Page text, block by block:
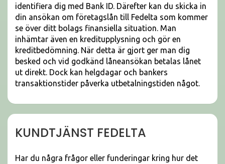
identifiera dig med Bank ID. Därefter kan du skicka in
din ansökan om företagslån till Fedelta som kommer
se över ditt bolags finansiella situation. Man
inhämtar även en kreditupplysning och gör en
kreditbedömning. När detta är gjort ger man dig
besked och vid godkänd låneansökan betalas lånet
ut direkt. Dock kan helgdagar och bankers
transaktionstider påverka utbetalningstiden något.
KUNDTJÄNST FEDELTA
Har du några frågor eller funderingar kring hur det